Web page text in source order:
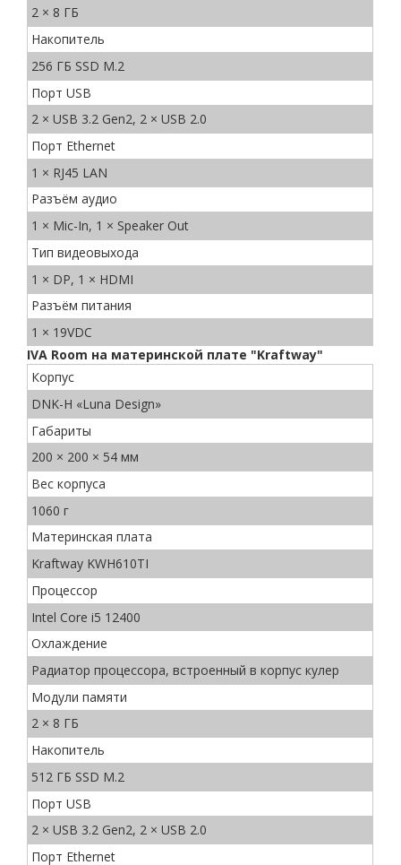
2 × 8 ГБ
Накопитель
256 ГБ SSD M.2
Порт USB
2 × USB 3.2 Gen2, 2 × USB 2.0
Порт Ethernet
1 × RJ45 LAN
Разъём аудио
1 × Mic-In, 1 × Speaker Out
Тип видеовыхода
1 × DP, 1 × HDMI
Разъём питания
1 × 19VDC
IVA Room на материнской плате "Kraftway"
Корпус
DNK-H «Luna Design»
Габариты
200 × 200 × 54 мм
Вес корпуса
1060 г
Материнская плата
Kraftway KWH610TI
Процессор
Intel Core i5 12400
Охлаждение
Радиатор процессора, встроенный в корпус кулер
Модули памяти
2 × 8 ГБ
Накопитель
512 ГБ SSD M.2
Порт USB
2 × USB 3.2 Gen2, 2 × USB 2.0
Порт Ethernet